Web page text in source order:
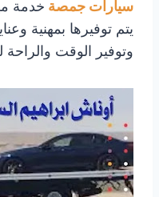
سيارات جمصة خدمة
يتم توفيرها بمهنية
وتوفير الوقت